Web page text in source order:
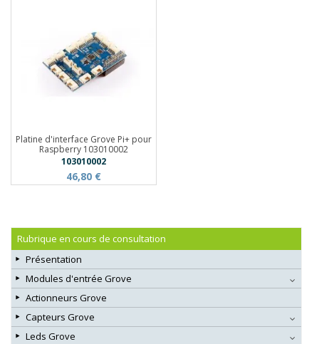
Platine d'interface Grove Pi+ pour
Raspberry 103010002
103010002
46,80 €
Rubrique en cours de consultation
Présentation
Modules d'entrée Grove
Actionneurs Grove
Capteurs Grove
Leds Grove